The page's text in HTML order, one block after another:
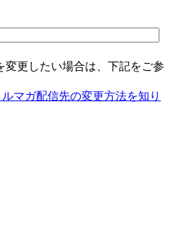
変更したい場合は、下記をご参
マガ配信先の変更方法を知り